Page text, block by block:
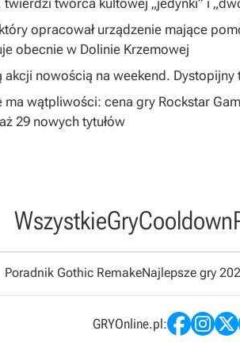
twierdzi twórca kultowej „jedynki” i
opracował urządzenie mające
obecnie w Dolinie Krzemowej
akcji nowością na weekend.
ma wątpliwości: cena gry Rockstar
29 nowych tytułów
WszystkieGryCooldown
Poradnik Gothic RemakeNajlepsze gry
GRYOnline.pl: